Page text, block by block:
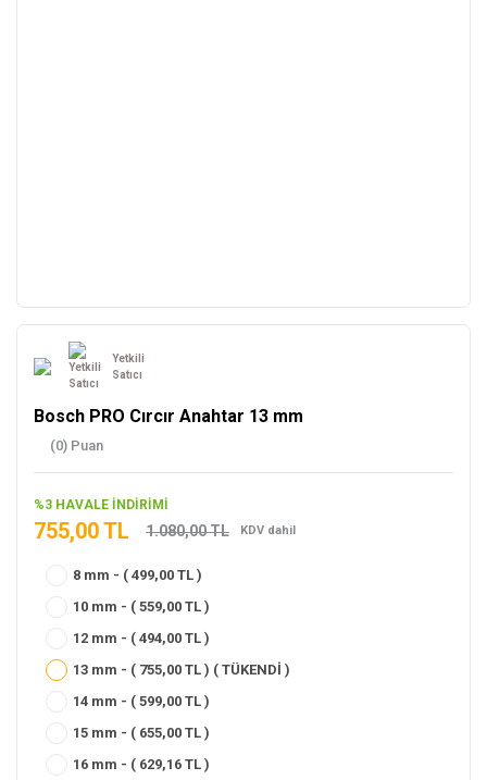
Yetkili
Satıcı
Bosch PRO Cırcır Anahtar 13 mm
(0) Puan
%3 HAVALE İNDİRİMİ
755,00 TL 1.080,00 TL KDV dahil
8 mm - ( 499,00 TL )
10 mm - ( 559,00 TL )
12 mm - ( 494,00 TL )
13 mm - ( 755,00 TL ) ( TÜKENDİ )
14 mm - ( 599,00 TL )
15 mm - ( 655,00 TL )
16 mm - ( 629,16 TL )